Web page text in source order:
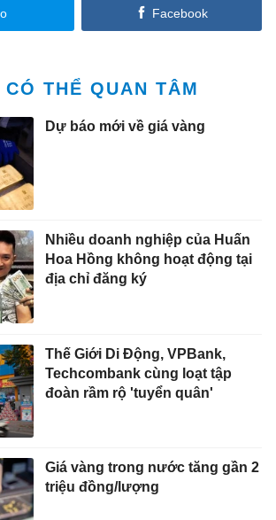
Facebook
CÓ THỂ QUAN TÂM
Dự báo mới về giá vàng
Nhiều doanh nghiệp của Huấn
Hoa Hồng không hoạt động tại
địa chỉ đăng ký
Thế Giới Di Động, VPBank,
Techcombank cùng loạt tập
đoàn rầm rộ 'tuyển quân'
Giá vàng trong nước tăng gần 2
triệu đồng/lượng